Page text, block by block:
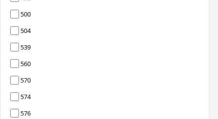
500
504
539
560
570
574
576